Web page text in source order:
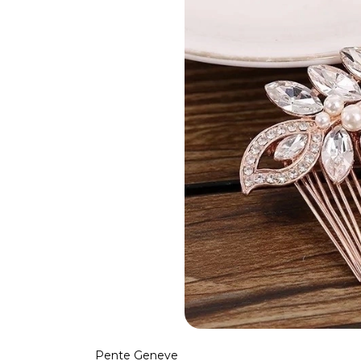
Pente Geneve